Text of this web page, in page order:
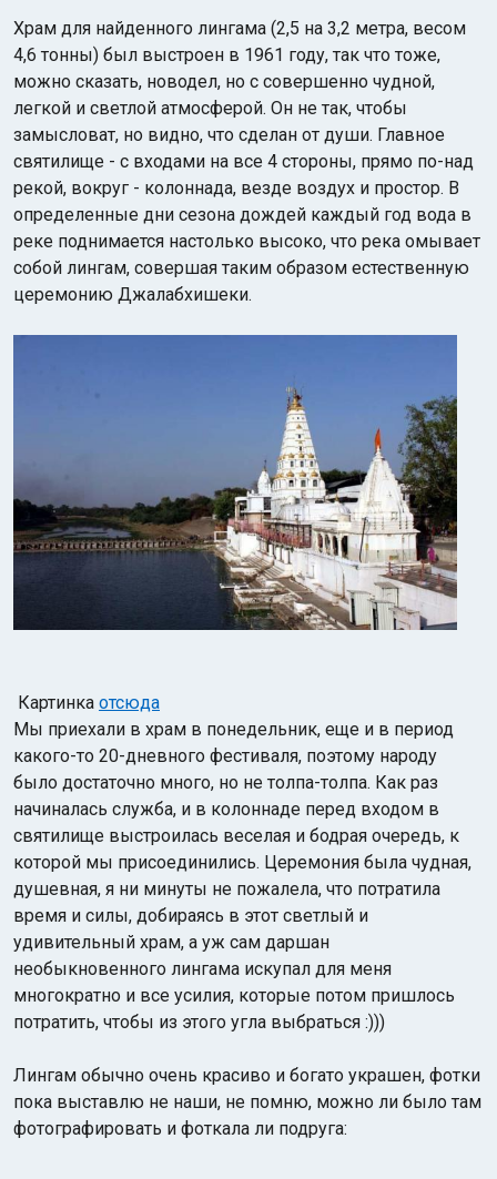
Храм для найденного лингама (2,5 на 3,2 метра, весом
4,6 тонны) был выстроен в 1961 году, так что тоже,
можно сказать, новодел, но с совершенно чудной,
легкой и светлой атмосферой. Он не так, чтобы
замысловат, но видно, что сделан от души. Главное
святилище - с входами на все 4 стороны, прямо по-над
рекой, вокруг - колоннада, везде воздух и простор. В
определенные дни сезона дождей каждый год вода в
реке поднимается настолько высоко, что река омывает
собой лингам, совершая таким образом естественную
церемонию Джалабхишеки.
Картинка отсюда
Мы приехали в храм в понедельник, еще и в период
какого-то 20-дневного фестиваля, поэтому народу
было достаточно много, но не толпа-толпа. Как раз
начиналась служба, и в колоннаде перед входом в
святилище выстроилась веселая и бодрая очередь, к
которой мы присоединились. Церемония была чудная,
душевная, я ни минуты не пожалела, что потратила
время и силы, добираясь в этот светлый и
удивительный храм, а уж сам даршан
необыкновенного лингама искупал для меня
многократно и все усилия, которые потом пришлось
потратить, чтобы из этого угла выбраться :)))
Лингам обычно очень красиво и богато украшен, фотки
пока выставлю не наши, не помню, можно ли было там
фотографировать и фоткала ли подруга: